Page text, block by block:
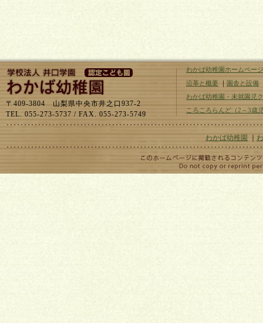
〒409-3804 山梨県中央市井之口937-2
TEL. 055-273-5737 / FAX. 055-273-5749
わかば幼稚園ホームペー
沿革と概要 ｜ 園舎と設備
わかば幼稚園・未就園児
ころころらんど（2～3歳
わかば幼稚園